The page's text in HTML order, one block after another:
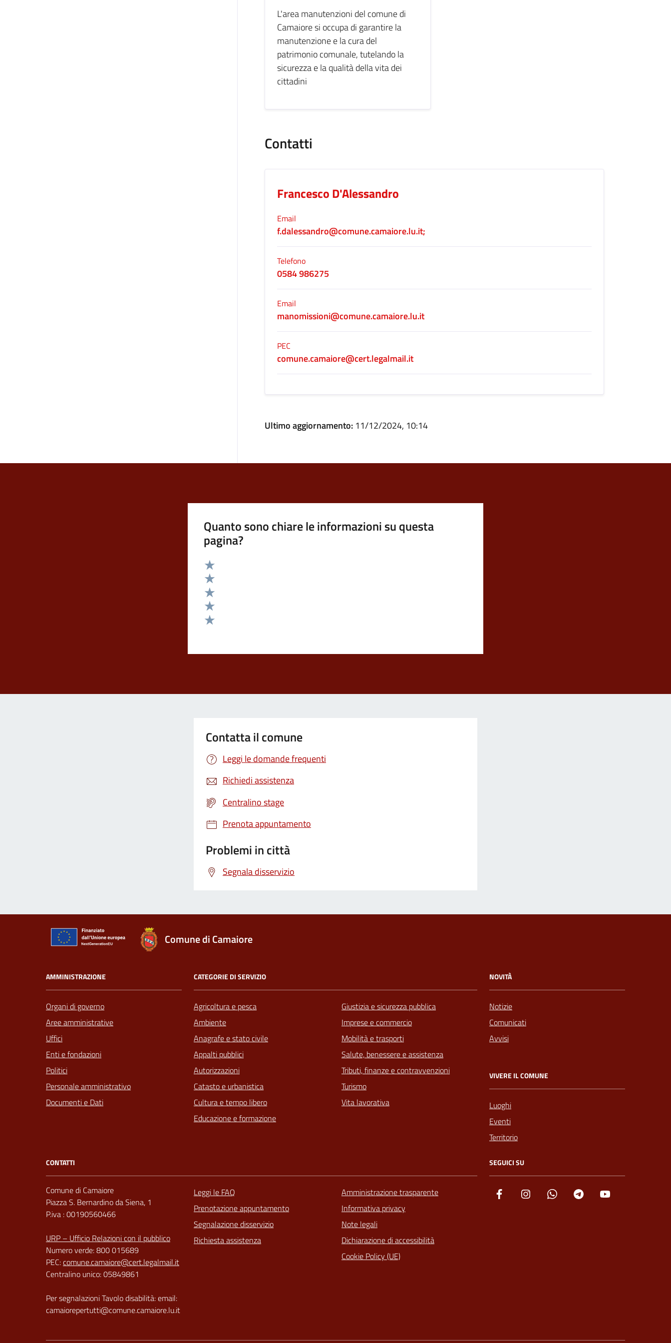
L'area manutenzioni del comune di
Camaiore si occupa di garantire la
manutenzione e la cura del
patrimonio comunale, tutelando la
sicurezza e la qualità della vita dei
cittadini
Contatti
Francesco D'Alessandro
Email
f.dalessandro@comune.camaiore.lu.it;
Telefono
0584 986275
Email
manomissioni@comune.camaiore.lu.it
PEC
comune.camaiore@cert.legalmail.it
Ultimo aggiornamento: 11/12/2024, 10:14
Quanto sono chiare le informazioni su questa
pagina?
Valuta 5 stelle su 5
Valuta 4 stelle su 5
Valuta 3 stelle su 5
Valuta 2 stelle su 5
Contatta il comune
Leggi le domande frequenti
Richiedi assistenza
Centralino stage
Prenota appuntamento
Problemi in città
Segnala disservizio
Comune di Camaiore
AMMINISTRAZIONE
Organi di governo
Aree amministrative
Uffici
Enti e fondazioni
Politici
Personale amministrativo
Documenti e Dati
CATEGORIE DI SERVIZIO
Agricoltura e pesca
Ambiente
Anagrafe e stato civile
Appalti pubblici
Autorizzazioni
Catasto e urbanistica
Cultura e tempo libero
Educazione e formazione
Giustizia e sicurezza pubblica
Imprese e commercio
Mobilità e trasporti
Salute, benessere e assistenza
Tributi, finanze e contravvenzioni
Turismo
Vita lavorativa
NOVITÀ
Notizie
Comunicati
Avvisi
VIVERE IL COMUNE
Luoghi
Eventi
Territorio
CONTATTI
Comune di Camaiore
Piazza S. Bernardino da Siena, 1
P.iva : 00190560466
URP – Ufficio Relazioni con il pubblico
Numero verde: 800 015689
PEC:comune.camaiore@cert.legalmail.it
Centralino unico: 05849861
Per segnalazioni Tavolo disabilità: email:
camaiorepertutti@comune.camaiore.lu.it
Leggi le FAQ
Prenotazione appuntamento
Segnalazione disservizio
Richiesta assistenza
Amministrazione trasparente
Informativa privacy
Note legali
Dichiarazione di accessibilità
Cookie Policy (UE)
SEGUICI SU
Facebook Instagram Whatsapp Telegram